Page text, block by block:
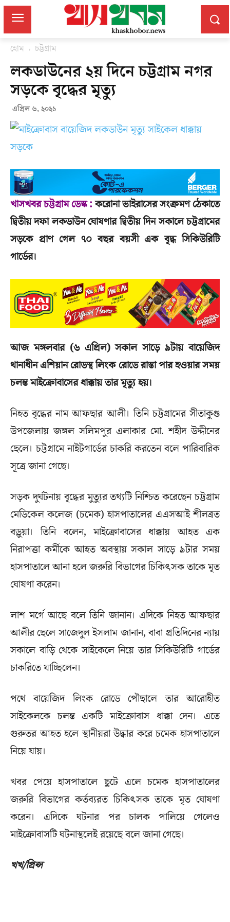
হোম চট্টগ্রাম
লকডাউনের ২য় দিনে চট্টগ্রাম নগর
সড়কে বৃদ্ধের মৃত্যু
এপ্রিল ৬, ২০২১
খাসখবর চট্টগ্রাম ডেস্ক :করোনা ভাইরাসের সংক্রমণ ঠেকাতে
দ্বিতীয় দফা লকডাউন ঘোষণার দ্বিতীয় দিন সকালে চট্টগ্রামের
সড়কে প্রাণ গেল ৭০ বছর বয়সী এক বৃদ্ধ সিকিউরিটি
গার্ডের।
আজ মঙ্গলবার (৬ এপ্রিল) সকাল সাড়ে ৯টায় বায়েজিদ
থানাধীন এশিয়ান রোডস্থ লিংক রোডে রাস্তা পার হওয়ার সময়
চলন্ত মাইক্রোবাসের ধাক্কায় তার মৃত্যু হয়।
নিহত বৃদ্ধের নাম আফছার আলী। তিনি চট্টগ্রামের সীতাকুণ্ড
উপজেলায় জঙ্গল সলিমপুর এলাকার মো. শহীদ উদ্দীনের
ছেলে। চট্টগ্রামে নাইটগার্ডের চাকরি করতেন বলে পারিবারিক
সূত্রে জানা গেছে।
সড়ক দুর্ঘটনায় বৃদ্ধের মুত্যুর তথ্যটি নিশ্চিত করেছেন চট্টগ্রাম
মেডিকেল কলেজ (চমেক) হাসপাতালের এএসআই শীলব্রত
বড়ুয়া। তিনি বলেন, মাইক্রোবাসের ধাক্কায় আহত এক
নিরাপত্তা কর্মীকে আহত অবস্থায় সকাল সাড়ে ৯টার সময়
হাসপাতালে আনা হলে জরুরি বিভাগের চিকিৎসক তাকে মৃত
ঘোষণা করেন।
লাশ মর্গে আছে বলে তিনি জানান। এদিকে নিহত আফছার
আলীর ছেলে সাজেদুল ইসলাম জানান, বাবা প্রতিদিনের ন্যায়
সকালে বাড়ি থেকে সাইকেলে নিয়ে তার সিকিউরিটি গার্ডের
চাকরিতে যাচ্ছিলেন।
পথে বায়েজিদ লিংক রোডে পৌছালে তার আরোহীত
সাইকেলকে চলন্ত একটি মাইক্রোবাস ধাক্কা দেন। এতে
গুরুতর আহত হলে স্থানীয়রা উদ্ধার করে চমেক হাসপাতালে
নিয়ে যায়।
খবর পেয়ে হাসপাতালে ছুটে এলে চমেক হাসপাতালের
জরুরি বিভাগের কর্তব্যরত চিকিৎসক তাকে মৃত ঘোষণা
করেন। এদিকে ঘটনার পর চালক পালিয়ে গেলেও
মাইক্রোবাসটি ঘটনাস্থলেই রয়েছে বলে জানা গেছে।
খখ/প্রিন্স